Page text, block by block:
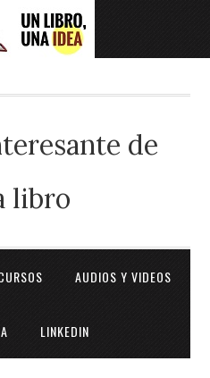
de
libro
AUDIOS Y VIDEOS
LINKEDIN